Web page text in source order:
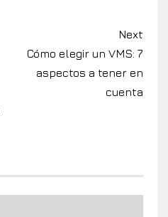
Next
Cómo elegir un VMS: 7
aspectos a tener en
cuenta